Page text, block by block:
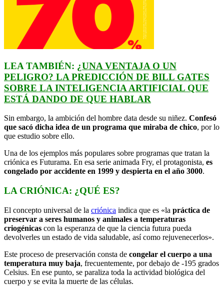
LEA TAMBIÉN: ¿UNA VENTAJA O UN
PELIGRO? LA PREDICCIÓN DE BILL GATES
SOBRE LA INTELIGENCIA ARTIFICIAL QUE
ESTÁ DANDO DE QUE HABLAR
Sin embargo, la ambición del hombre data desde su niñez. Confesó
que sacó dicha idea de un programa que miraba de chico, por lo
que estudio sobre ello.
Una de los ejemplos más populares sobre programas que tratan la
criónica es Futurama. En esa serie animada Fry, el protagonista, es
congelado por accidente en 1999 y despierta en el año 3000.
LA CRIÓNICA: ¿QUÉ ES?
El concepto universal de la criónica indica que es «la práctica de
preservar a seres humanos y animales a temperaturas
criogénicas con la esperanza de que la ciencia futura pueda
devolverles un estado de vida saludable, así como rejuvenecerlos».
Este proceso de preservación consta de congelar el cuerpo a una
temperatura muy baja, frecuentemente, por debajo de -195 grados
Celsius. En ese punto, se paraliza toda la actividad biológica del
cuerpo y se evita la muerte de las células.